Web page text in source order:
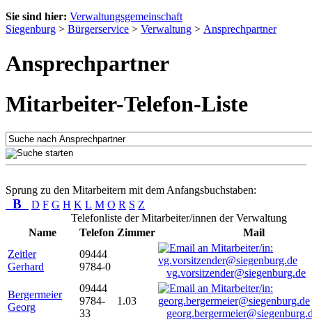
Sie sind hier: Verwaltungsgemeinschaft
Siegenburg > Bürgerservice > Verwaltung > Ansprechpartner
Ansprechpartner
Mitarbeiter-Telefon-Liste
Sprung zu den Mitarbeitern mit dem Anfangsbuchstaben:
B D F G H K L M O R S Z
Telefonliste der Mitarbeiter/innen der Verwaltung
Name
Telefon Zimmer
Mail
Zeitler
Gerhard
09444
9784-0
vg.vorsitzender@siegenburg.de
Bergermeier
Georg
09444
9784-
33
1.03